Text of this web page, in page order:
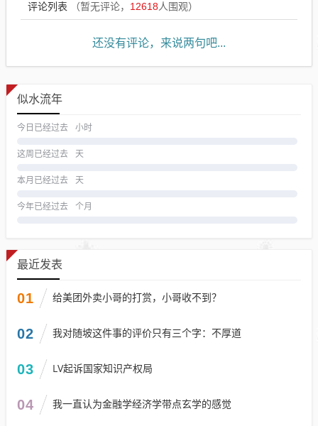
评论列表 （暂无评论， 12618人围观）
还没有评论，来说两句吧...
似水流年
今日已经过去 小时
这周已经过去 天
本月已经过去 天
今年已经过去 个月
最近发表
01 给美团外卖小哥的打赏，小哥收不到？
02 我对随坡这件事的评价只有三个字：不厚道
03 LV起诉国家知识产权局
04 我一直认为金融学经济学带点玄学的感觉